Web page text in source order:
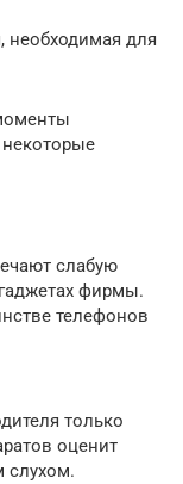
необходимая для
слабую
фирмы.
телефонов
только
оценит
слухом.